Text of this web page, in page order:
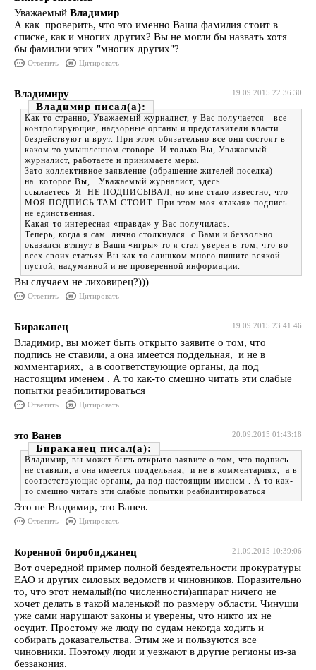
Уважаемый Владимир
А как проверить, что это именно Ваша фамилия стоит в
списке, как и многих других? Вы не могли бы назвать хотя
бы фамилии этих "многих других"?
Ответить Цитировать
19.09.2015 22:36:30
Владимиру
Владимир
Как то странно, Уважаемый журналист, у Вас получается - все
контролирующие, надзорные органы и представители власти
бездействуют и врут. При этом обязательно все они состоят в
каком то умышленном сговоре. И только Вы, Уважаемый
журналист, работаете и принимаете меры.
Зато коллективное заявление (обращение жителей поселка)
на которое Вы, Уважаемый журналист, здесь
ссылаетесь Я НЕ ПОДПИСЫВАЛ, но мне стало известно, что
МОЯ ПОДПИСЬ ТАМ СТОИТ. При этом моя «такая» подпись
не единственная.
Какая-то интересная «правда» у Вас получилась.
Теперь, когда я сам лично столкнулся с Вами и безвольно
оказался втянут в Ваши «игры» то я стал уверен в том, что во
всех своих статьях Вы как то слишком много пишите всякой
пустой, надуманной и не проверенной информации.
Вы случаем не лиховирец?)))
Ответить Цитировать
19.09.2015 23:41:46
Бираканец
Владимир, вы может быть открыто заявите о том, что
подпись не ставили, а она имеется поддельная, и не в
комментариях, а в соответствующие органы, да под
настоящим именем . А то как-то смешно читать эти слабые
попытки реабилитироваться
Ответить Цитировать
20.09.2015 01:43:18
это Ванев
Бираканец
Владимир, вы может быть открыто заявите о том, что подпись
не ставили, а она имеется поддельная, и не в комментариях, а в
соответствующие органы, да под настоящим именем . А то как-
то смешно читать эти слабые попытки реабилитироваться
Это не Владимир, это Ванев.
Ответить Цитировать
21.09.2015 10:39:06
Коренной биробиджанец
Вот очередной пример полной бездеятельности прокуратуры
ЕАО и других силовых ведомств и чиновников. Поразительно
то, что этот немалый(по численности)аппарат ничего не
хочет делать в такой маленькой по размеру области. Чинуши
уже сами нарушают законы и уверены, что никто их не
осудит. Простому же люду по судам некогда ходить и
собирать доказательства. Этим же и пользуются все
чиновники. Поэтому люди и уезжают в другие регионы из-за
беззакония.